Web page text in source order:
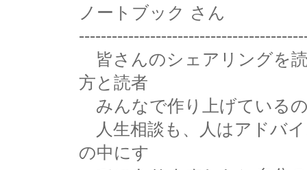
ノートブック さん
皆さんのシェアリングを
方と読者
みんなで作り上げている
人生相談も、人はアドバ
の中にす